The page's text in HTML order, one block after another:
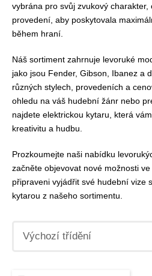
vybrána pro svůj zvukový charakter,
provedení, aby poskytovala
během hraní.
Náš sortiment zahrnuje levoruké
jako jsou Fender, Gibson, Ibanez a
různých stylech, provedeních a
ohledu na váš hudební žánr nebo
najdete elektrickou kytaru, která
kreativitu a hudbu.
Prozkoumejte naši nabídku
začněte objevovat nové možnosti
připraveni vyjádřit své hudební vize
kytarou z našeho sortimentu.